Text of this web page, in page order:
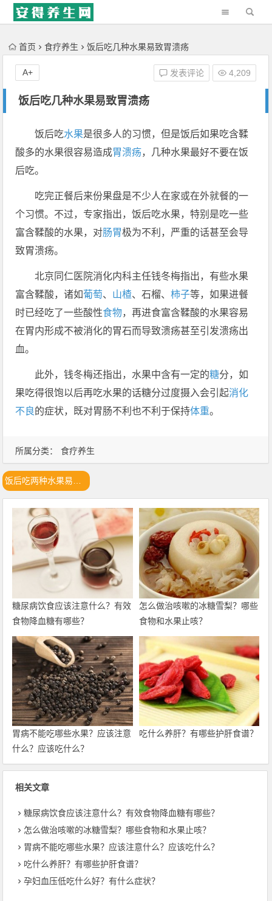
'); })();
首页 食疗养生 饭后吃几种水果易致胃溃疡
饭后吃几种水果易致胃溃疡
发表评论 4,209
A+
所属分类： 食疗养生
饭后吃水果是很多人的习惯，但是饭后如果吃含鞣
酸多的水果很容易造成胃溃疡，几种水果最好不要在饭
后吃。
吃完正餐后来份果盘是不少人在家或在外就餐的一
个习惯。不过，专家指出，饭后吃水果，特别是吃一些
富含鞣酸的水果，对肠胃极为不利，严重的话甚至会导
致胃溃疡。
北京同仁医院消化内科主任钱冬梅指出，有些水果
富含鞣酸，诸如葡萄、 山楂、石榴、柿子等，如果进餐
时已经吃了一些酸性食物，再进食富含鞣酸的水果容易
在胃内形成不被消化的胃石而导致溃疡甚至引发溃疡出
血。
此外，钱冬梅还指出，水果中含有一定的糖分，如
果吃得很饱以后再吃水果的话糖分过度摄入会引起消化
不良的症状，既对胃肠不利也不利于保持体重。
糖尿病饮食应该注意什么？有效
食物降血糖有哪些？
怎么做治咳嗽的冰糖雪梨？哪些
食物和水果止咳？
胃病不能吃哪些水果？应该注意
什么？应该吃什么？
吃什么养肝？有哪些护肝食谱？
相关文章
糖尿病饮食应该注意什么？有效食物降血糖有哪些？
怎么做治咳嗽的冰糖雪梨？哪些食物和水果止咳？
胃病不能吃哪些水果？应该注意什么？应该吃什么？
吃什么养肝？有哪些护肝食谱？
孕妇血压低吃什么好？有什么症状？